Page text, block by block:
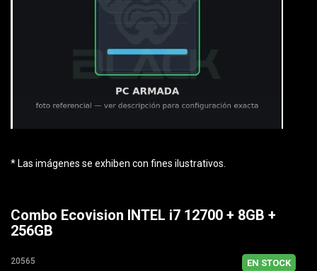
* Las imágenes se exhiben con fines ilustrativos.
Combo Ecovision INTEL i7 12700 + 8GB +
256GB
20565 EN STOCK